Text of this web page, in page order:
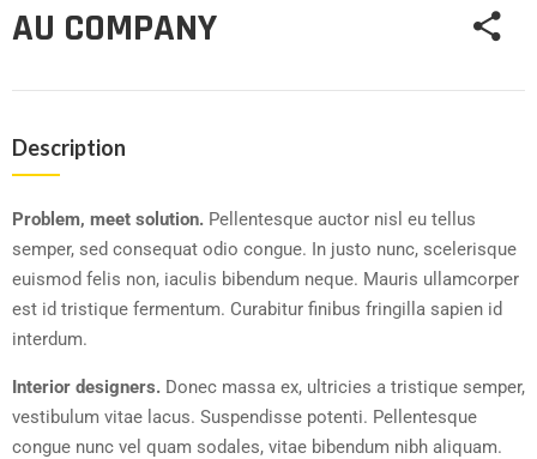
AU COMPANY
Description
Problem, meet solution. Pellentesque auctor nisl eu tellus
semper, sed consequat odio congue. In justo nunc, scelerisque
euismod felis non, iaculis bibendum neque. Mauris ullamcorper
est id tristique fermentum. Curabitur finibus fringilla sapien id
interdum.
Interior designers. Donec massa ex, ultricies a tristique semper,
vestibulum vitae lacus. Suspendisse potenti. Pellentesque
congue nunc vel quam sodales, vitae bibendum nibh aliquam.